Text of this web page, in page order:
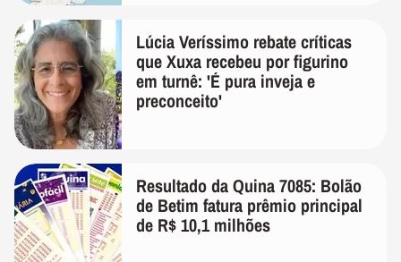
Lúcia Veríssimo rebate críticas
que Xuxa recebeu por figurino
em turnê: 'É pura inveja e
preconceito'
Resultado da Quina 7085: Bolão
de Betim fatura prêmio principal
de R$ 10,1 milhões